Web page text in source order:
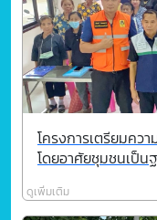
โครงการเตรียมค
โดยอาศัยชุมชนเป็
ดูเพิ่มเติม